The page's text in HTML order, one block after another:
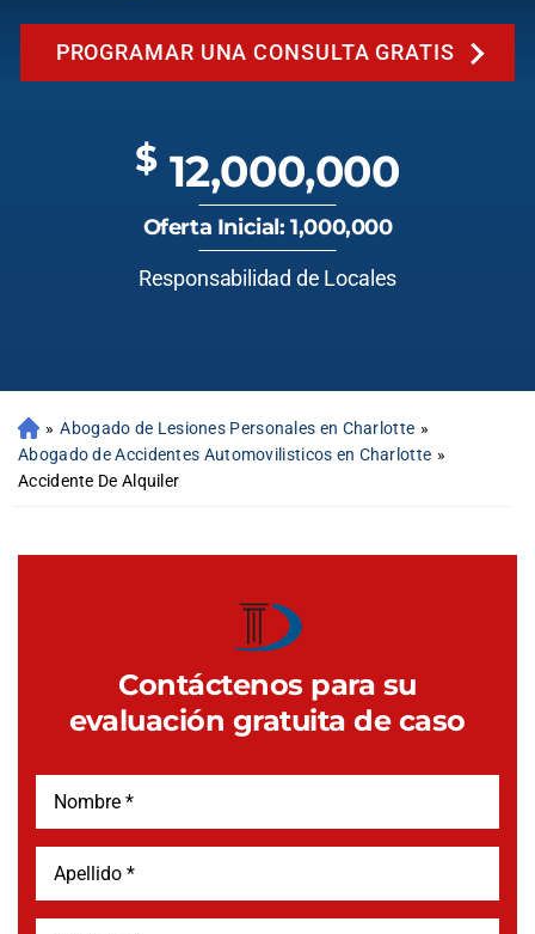
PROGRAMAR UNA CONSULTA GRATIS
$ 12,000,000
Oferta Inicial: 1,000,000
Responsabilidad de Locales
» Abogado de Lesiones Personales en Charlotte »
Abogado de Accidentes Automovilisticos en Charlotte »
Accidente De Alquiler
Contáctenos para su
evaluación gratuita de caso